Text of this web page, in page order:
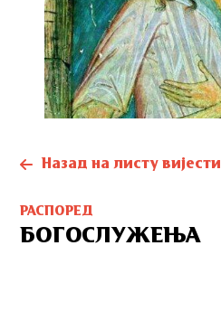
Назад на листу вијести
РАСПОРЕД
БОГОСЛУЖЕЊА